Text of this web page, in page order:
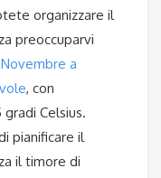
organizzare il
preoccuparvi
Novembre a
, con
Celsius.
pianificare il
il timore di